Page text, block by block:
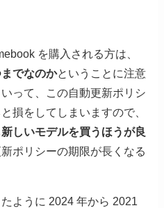
を購入される方は、
でなのかということに注意
って、この自動更新ポリシ
損をしてしまいますので、
しいモデルを買うほうが良
ポリシーの期限が長くなる
ように 2024 年から 2021